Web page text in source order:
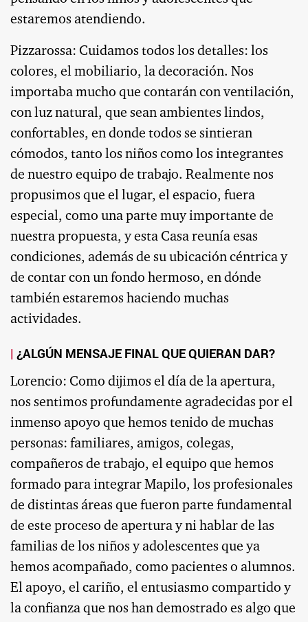
estaremos atendiendo.
Pizzarossa: Cuidamos todos los detalles: los
colores, el mobiliario, la decoración. Nos
importaba mucho que contarán con ventilación,
con luz natural, que sean ambientes lindos,
confortables, en donde todos se sintieran
cómodos, tanto los niños como los integrantes
de nuestro equipo de trabajo. Realmente nos
propusimos que el lugar, el espacio, fuera
especial, como una parte muy importante de
nuestra propuesta, y esta Casa reunía esas
condiciones, además de su ubicación céntrica y
de contar con un fondo hermoso, en dónde
también estaremos haciendo muchas
actividades.
¿ALGÚN MENSAJE FINAL QUE QUIERAN DAR?
Lorencio: Como dijimos el día de la apertura,
nos sentimos profundamente agradecidas por el
inmenso apoyo que hemos tenido de muchas
personas: familiares, amigos, colegas,
compañeros de trabajo, el equipo que hemos
formado para integrar Mapilo, los profesionales
de distintas áreas que fueron parte fundamental
de este proceso de apertura y ni hablar de las
familias de los niños y adolescentes que ya
hemos acompañado, como pacientes o alumnos.
El apoyo, el cariño, el entusiasmo compartido y
la confianza que nos han demostrado es algo que